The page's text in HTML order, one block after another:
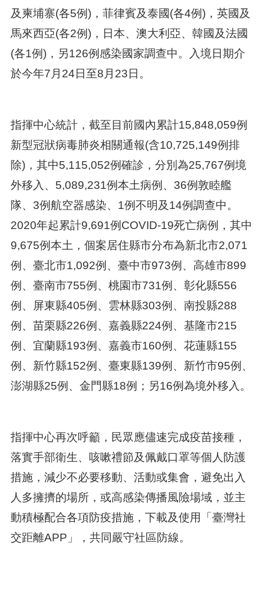
及柬埔寨(各5例)，菲律賓及泰國(各4例)，英國及
馬來西亞(各2例)，日本、澳大利亞、韓國及法國
(各1例)，另126例感染國家調查中。入境日期介
於今年7月24日至8月23日。
指揮中心統計，截至目前國內累計15,848,059例
新型冠狀病毒肺炎相關通報(含10,725,149例排
除)，其中5,115,052例確診，分別為25,767例境
外移入、5,089,231例本土病例、36例敦睦艦
隊、3例航空器感染、1例不明及14例調查中。
2020年起累計9,691例COVID-19死亡病例，其中
9,675例本土，個案居住縣市分布為新北市2,071
例、臺北市1,092例、臺中市973例、高雄市899
例、臺南市755例、桃園市731例、彰化縣556
例、屏東縣405例、雲林縣303例、南投縣288
例、苗栗縣226例、嘉義縣224例、基隆市215
例、宜蘭縣193例、嘉義市160例、花蓮縣155
例、新竹縣152例、臺東縣139例、新竹市95例、
澎湖縣25例、金門縣18例；另16例為境外移入。
指揮中心再次呼籲，民眾應儘速完成疫苗接種，
落實手部衛生、咳嗽禮節及佩戴口罩等個人防護
措施，減少不必要移動、活動或集會，避免出入
人多擁擠的場所，或高感染傳播風險場域，並主
動積極配合各項防疫措施，下載及使用「臺灣社
交距離APP」，共同嚴守社區防線。